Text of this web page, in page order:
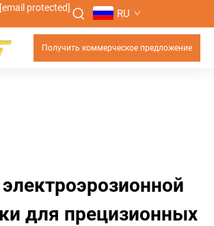
[email protected] RU
Получить коммерческое предложение
электроэрозионной
для прецизионных